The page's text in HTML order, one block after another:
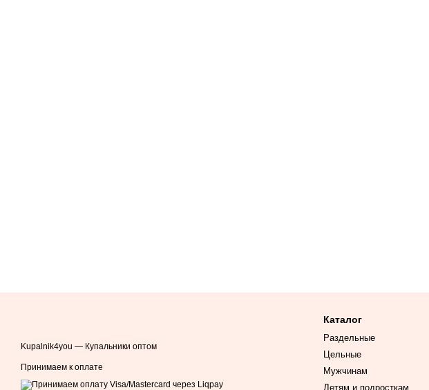
Kupalnik4you — Купальники оптом
Принимаем к оплате
Каталог
Раздельные
Цельные
Мужчинам
Детям и подросткам